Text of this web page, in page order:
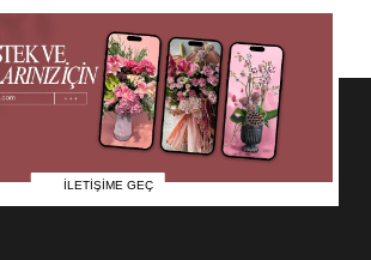
İLETİŞİME GEÇ